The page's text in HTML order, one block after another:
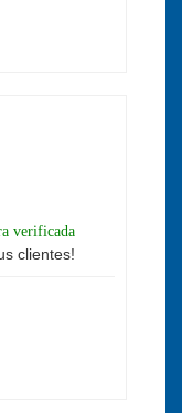
verificada
clientes!